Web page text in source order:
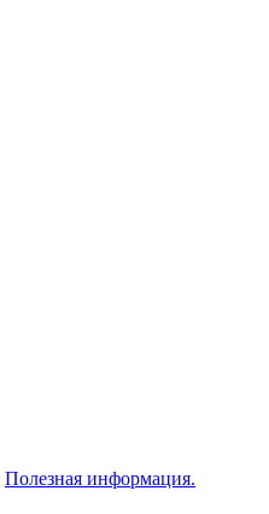
Полезная информация.